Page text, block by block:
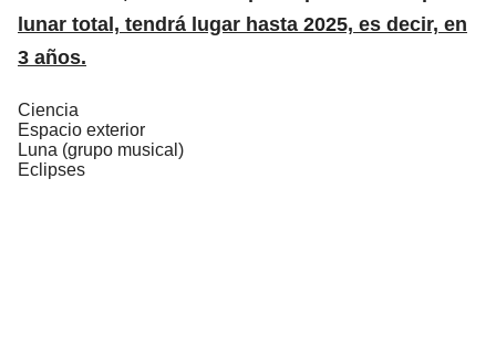
lunar total, tendrá lugar hasta 2025, es decir, en
3 años.
Ciencia
Espacio exterior
Luna (grupo musical)
Eclipses